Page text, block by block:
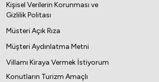
Kişisel Verilerin Korunması ve
Gizlilik Politası
Müsteri Açık Rıza
Müşteri Aydınlatma Metni
Villamı Kiraya Vermek İstiyorum
Konutların Turizm Amaçlı